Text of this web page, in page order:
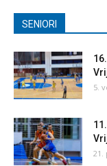
SENIORI
5.
21.